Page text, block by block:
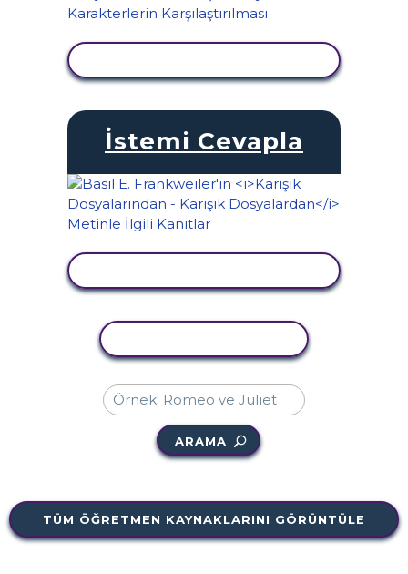
İstemi Cevapla
ARAMA
TÜM ÖĞRETMEN KAYNAKLARINI GÖRÜNTÜLE